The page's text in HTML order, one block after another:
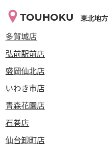
TOUHOKU 東北地方
多賀城店
弘前駅前店
盛岡仙北店
いわき市店
青森花園店
石巻店
仙台卸町店